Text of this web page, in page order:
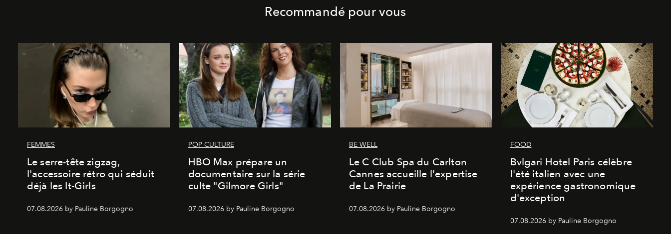
Recommandé pour vous
FEMMES
Le serre-tête zigzag,
l'accessoire rétro qui séduit
déjà les It-Girls
07.08.2026 by Pauline Borgogno
POP CULTURE
HBO Max prépare un
documentaire sur la série
culte "Gilmore Girls"
07.08.2026 by Pauline Borgogno
BE WELL
Le C Club Spa du Carlton
Cannes accueille l'expertise
de La Prairie
07.08.2026 by Pauline Borgogno
FOOD
Bvlgari Hotel Paris célèbre
l'été italien avec une
expérience gastronomique
d'exception
07.08.2026 by Pauline Borgogno